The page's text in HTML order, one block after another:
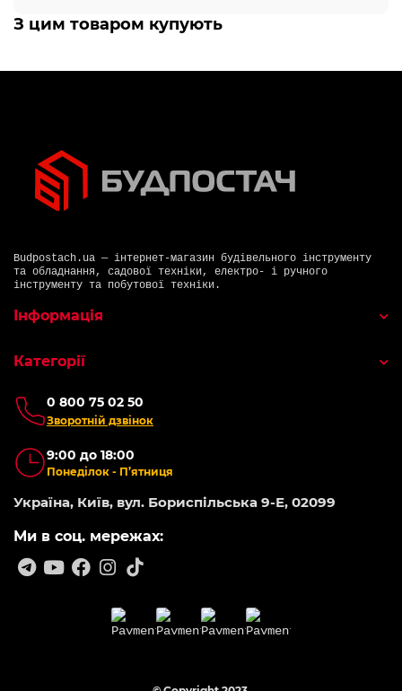
З цим товаром купують
Budpostach.ua — інтернет-магазин будівельного інструменту
та обладнання, садової техніки, електро- і ручного
інструменту та побутової техніки.
0 800 75 02 50
Зворотній дзвінок
9:00 до 18:00
Понеділок - П’ятниця
Україна, Київ, вул. Бориспільська 9-Е, 02099
Ми в соц. мережах:
Інформація
Категорії